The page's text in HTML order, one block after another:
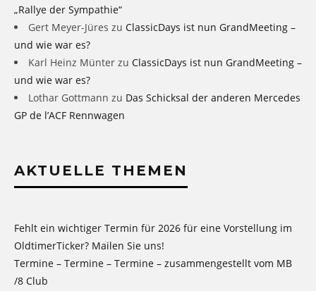
„Rallye der Sympathie“
Gert Meyer-Jüres zu ClassicDays ist nun GrandMeeting –
und wie war es?
Karl Heinz Münter zu ClassicDays ist nun GrandMeeting –
und wie war es?
Lothar Gottmann zu Das Schicksal der anderen Mercedes
GP de l’ACF Rennwagen
AKTUELLE THEMEN
Fehlt ein wichtiger Termin für 2026 für eine Vorstellung im
OldtimerTicker? Mailen Sie uns!
Termine – Termine – Termine – zusammengestellt vom MB
/8 Club